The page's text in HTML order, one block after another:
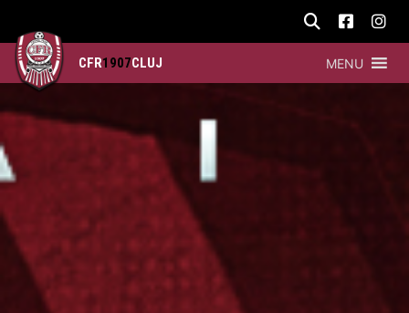
CFR1907CLUJ MENU